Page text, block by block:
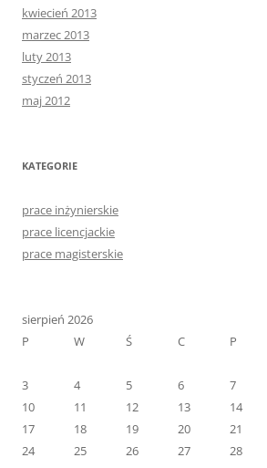
kwiecień 2013
marzec 2013
luty 2013
styczeń 2013
maj 2012
KATEGORIE
prace inżynierskie
prace licencjackie
prace magisterskie
sierpień 2026
P
W Ś C P
3
4 5 6 7
10
11 12 13 14
17
18 19 20 21
24
25 26 27 28